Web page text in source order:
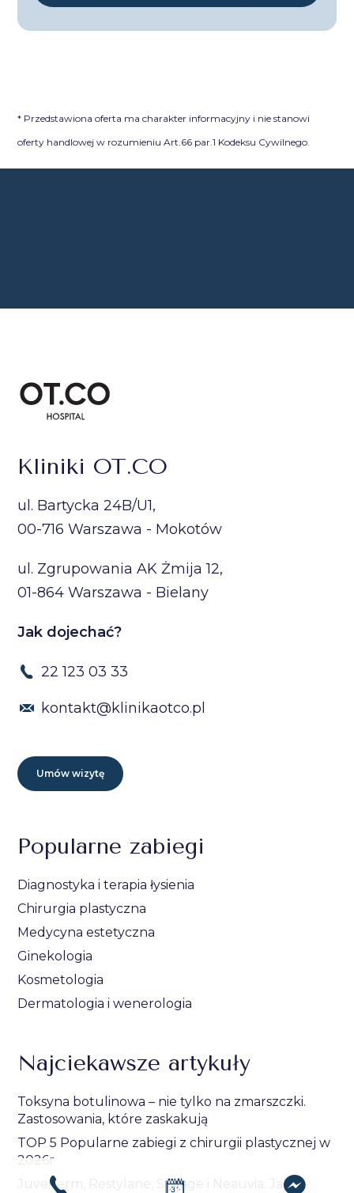
* Przedstawiona oferta ma charakter informacyjny i nie stanowi
oferty handlowej w rozumieniu Art.66 par.1 Kodeksu Cywilnego.
Kliniki OT.CO
ul. Bartycka 24B/U1,
00-716 Warszawa - Mokotów
ul. Zgrupowania AK Żmija 12,
01-864 Warszawa - Bielany
Jak dojechać?
22 123 03 33
kontakt@klinikaotco.pl
Umów wizytę
Popularne zabiegi
Diagnostyka i terapia łysienia
Chirurgia plastyczna
Medycyna estetyczna
Ginekologia
Kosmetologia
Dermatologia i wenerologia
Najciekawsze artykuły
Toksyna botulinowa – nie tylko na zmarszczki.
Zastosowania, które zaskakują
TOP 5 Popularne zabiegi z chirurgii plastycznej w
2026r
Juvederm, Restylane, Stylage i Neauvia. Jak